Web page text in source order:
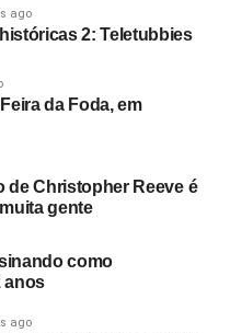
ago
2: Teletubbies
da Foda, em
de Christopher Reeve é
gente
como
anos
ago